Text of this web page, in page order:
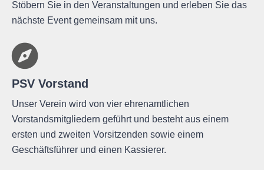
Stöbern Sie in den Veranstaltungen und erleben Sie das
nächste Event gemeinsam mit uns.
PSV Vorstand
Unser Verein wird von vier ehrenamtlichen
Vorstandsmitgliedern geführt und besteht aus einem
ersten und zweiten Vorsitzenden sowie einem
Geschäftsführer und einen Kassierer.